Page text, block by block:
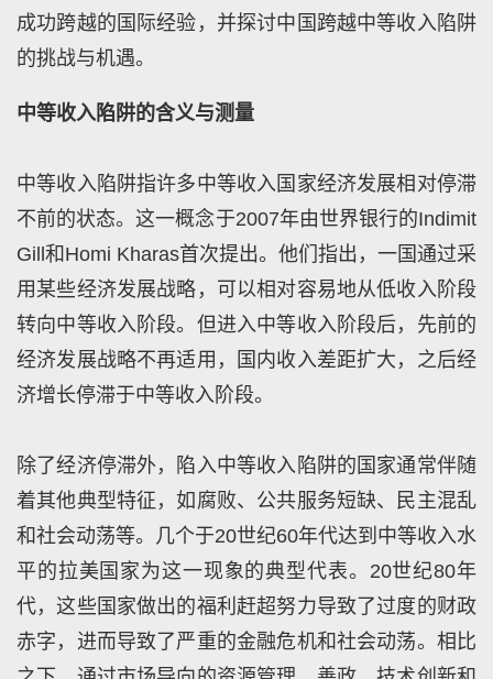
成功跨越的国际经验，并探讨中国跨越中等收入陷阱
的挑战与机遇。
中等收入陷阱的含义与测量
中等收入陷阱指许多中等收入国家经济发展相对停滞
不前的状态。这一概念于2007年由世界银行的Indimit
Gill和Homi Kharas首次提出。他们指出，一国通过采
用某些经济发展战略，可以相对容易地从低收入阶段
转向中等收入阶段。但进入中等收入阶段后，先前的
经济发展战略不再适用，国内收入差距扩大，之后经
济增长停滞于中等收入阶段。
除了经济停滞外，陷入中等收入陷阱的国家通常伴随
着其他典型特征，如腐败、公共服务短缺、民主混乱
和社会动荡等。几个于20世纪60年代达到中等收入水
平的拉美国家为这一现象的典型代表。20世纪80年
代，这些国家做出的福利赶超努力导致了过度的财政
赤字，进而导致了严重的金融危机和社会动荡。相比